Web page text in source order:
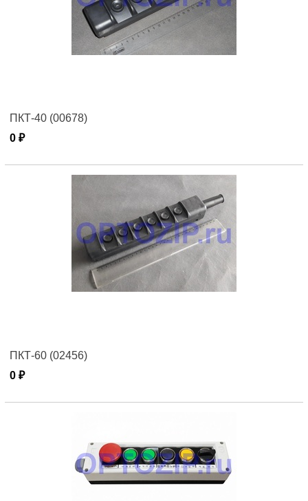
ПКТ-40 (00678)
0 ₽
ПКТ-60 (02456)
0 ₽